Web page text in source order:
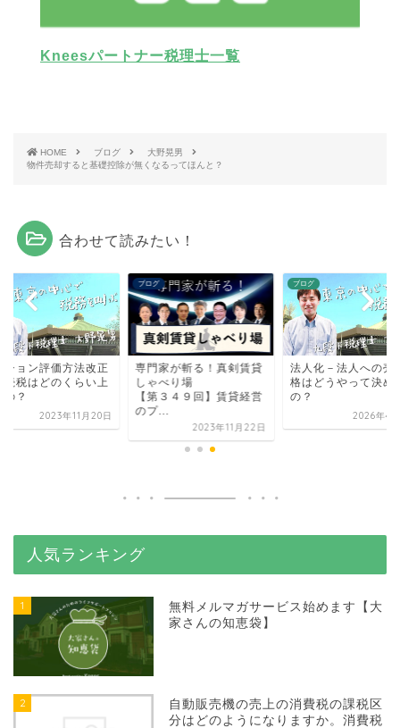
Kneesパートナー税理士一覧
HOME ブログ
大野晃男
物件売却すると基礎控除が無くなるってほんと？
合わせて読みたい！
ション評価方法改正
続税はどのくらい上
の？
2023年11月20日
ブログ
専門家が斬る！真剣賃貸
しゃべり場
【第３４９回】賃貸経営
のプ...
2023年11月22日
ブログ
法人化－法人への売
格はどうやって決め
の？
2026年4
人気ランキング
1
無料メルマガサービス始めます【大
家さんの知恵袋】
2
自動販売機の売上の消費税の課税区
分はどのようになりますか。消費税